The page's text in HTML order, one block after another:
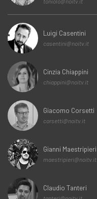
Luigi Casentini
casentini@noitv.it
Cinzia Chiappini
chiappini@noitv.it
Giacomo Corsetti
corsetti@noitv.it
Gianni Maestripieri
maestripieri@noitv.it
Claudio Tanteri